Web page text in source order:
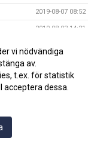
2019-08-07 08:52
2019-08-03 14:21
2019-07-04 08:02
vi nödvändiga
av.
t.ex. för statistik
acceptera dessa.